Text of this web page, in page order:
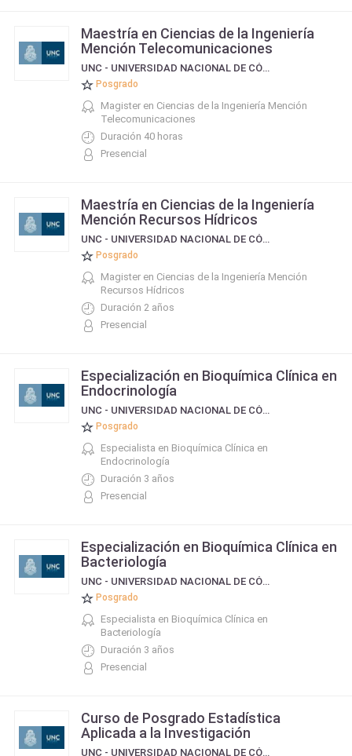
Maestría en Ciencias de la Ingeniería
Mención Telecomunicaciones
UNC - UNIVERSIDAD NACIONAL DE CÓRDOBA
Posgrado
Magister en Ciencias de la Ingeniería Mención
Telecomunicaciones
Duración 40 horas
Presencial
Maestría en Ciencias de la Ingeniería
Mención Recursos Hídricos
UNC - UNIVERSIDAD NACIONAL DE CÓRDOBA
Posgrado
Magister en Ciencias de la Ingeniería Mención
Recursos Hídricos
Duración 2 años
Presencial
Especialización en Bioquímica Clínica en
Endocrinología
UNC - UNIVERSIDAD NACIONAL DE CÓRDOBA
Posgrado
Especialista en Bioquímica Clínica en
Endocrinología
Duración 3 años
Presencial
Especialización en Bioquímica Clínica en
Bacteriología
UNC - UNIVERSIDAD NACIONAL DE CÓRDOBA
Posgrado
Especialista en Bioquímica Clínica en
Bacteriología
Duración 3 años
Presencial
Curso de Posgrado Estadística
Aplicada a la Investigación
UNC - UNIVERSIDAD NACIONAL DE CÓRDOBA